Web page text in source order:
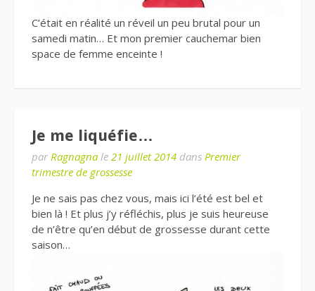
C’était en réalité un réveil un peu brutal pour un
samedi matin… Et mon premier cauchemar bien
space de femme enceinte !
Je me liquéfie…
par Ragnagna le 21 juillet 2014 dans Premier
trimestre de grossesse
Je ne sais pas chez vous, mais ici l’été est bel et
bien là ! Et plus j’y réfléchis, plus je suis heureuse
de n’être qu’en début de grossesse durant cette
saison…